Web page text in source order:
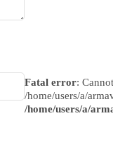
Fatal error:
/home/users/a/
/home/users/a/